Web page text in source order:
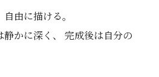
由に描ける。
かに深く、 完成後は自分の